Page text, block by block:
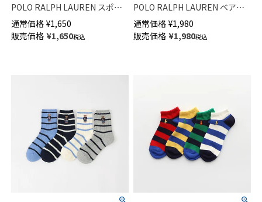
POLO RALPH LAUREN スポー
ツ 踵タブ付き NY ロゴ ポロポニ
ー刺しゅう スニーカー丈 オー
ガニックコットン混 メンズ ソ
通常価格 ¥1,650
販売価格 ¥1,650税込
POLO RALPH LAUREN ベア刺
繍 ポロベア オーガニックコッ
トン混 足底鹿の子編み スニー
カー丈 ソックス【25-27cm】
通常価格 ¥1,980
販売価格 ¥1,980税込